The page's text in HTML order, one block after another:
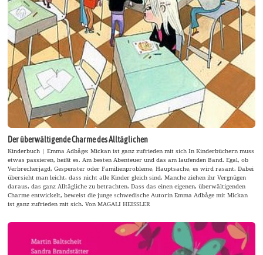
Der überwältigende Charme des Alltäglichen
Kinderbuch | Emma Adbåge: Mickan ist ganz zufrieden mit sich In Kinderbüchern muss
etwas passieren, heißt es. Am besten Abenteuer und das am laufenden Band. Egal, ob
Verbrecherjagd, Gespenster oder Familienprobleme, Hauptsache, es wird rasant. Dabei
übersieht man leicht, dass nicht alle Kinder gleich sind. Manche ziehen ihr Vergnügen
daraus, das ganz Alltägliche zu betrachten. Dass das einen eigenen, überwältigenden
Charme entwickelt, beweist die junge schwedische Autorin Emma Adbåge mit Mickan
ist ganz zufrieden mit sich. Von MAGALI HEISSLER